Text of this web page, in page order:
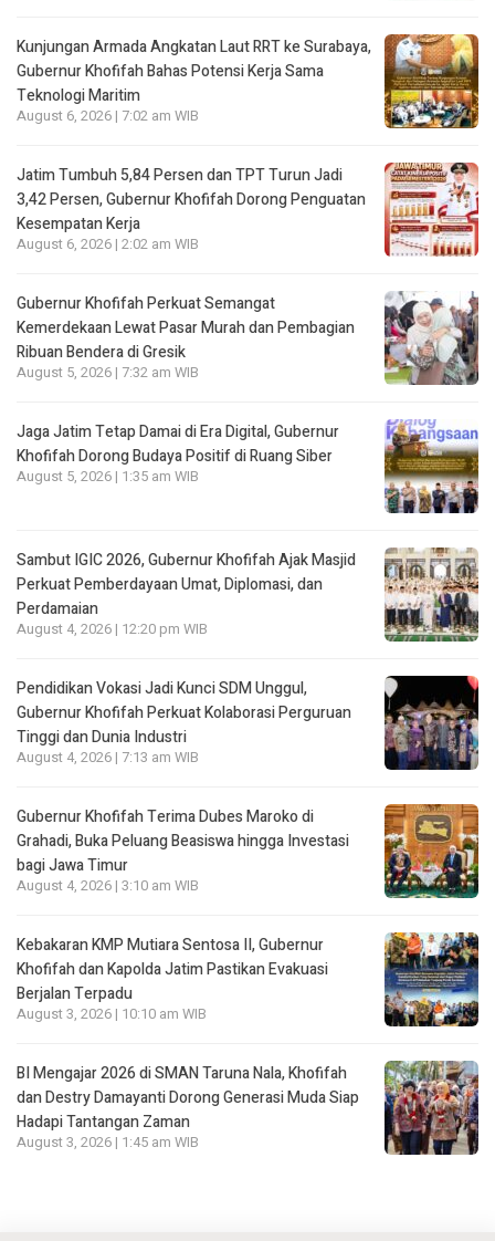
Kunjungan Armada Angkatan Laut RRT ke Surabaya,
Gubernur Khofifah Bahas Potensi Kerja Sama
Teknologi Maritim
August 6, 2026 | 7:02 am WIB
Jatim Tumbuh 5,84 Persen dan TPT Turun Jadi
3,42 Persen, Gubernur Khofifah Dorong Penguatan
Kesempatan Kerja
August 6, 2026 | 2:02 am WIB
Gubernur Khofifah Perkuat Semangat
Kemerdekaan Lewat Pasar Murah dan Pembagian
Ribuan Bendera di Gresik
August 5, 2026 | 7:32 am WIB
Jaga Jatim Tetap Damai di Era Digital, Gubernur
Khofifah Dorong Budaya Positif di Ruang Siber
August 5, 2026 | 1:35 am WIB
Sambut IGIC 2026, Gubernur Khofifah Ajak Masjid
Perkuat Pemberdayaan Umat, Diplomasi, dan
Perdamaian
August 4, 2026 | 12:20 pm WIB
Pendidikan Vokasi Jadi Kunci SDM Unggul,
Gubernur Khofifah Perkuat Kolaborasi Perguruan
Tinggi dan Dunia Industri
August 4, 2026 | 7:13 am WIB
Gubernur Khofifah Terima Dubes Maroko di
Grahadi, Buka Peluang Beasiswa hingga Investasi
bagi Jawa Timur
August 4, 2026 | 3:10 am WIB
Kebakaran KMP Mutiara Sentosa II, Gubernur
Khofifah dan Kapolda Jatim Pastikan Evakuasi
Berjalan Terpadu
August 3, 2026 | 10:10 am WIB
BI Mengajar 2026 di SMAN Taruna Nala, Khofifah
dan Destry Damayanti Dorong Generasi Muda Siap
Hadapi Tantangan Zaman
August 3, 2026 | 1:45 am WIB